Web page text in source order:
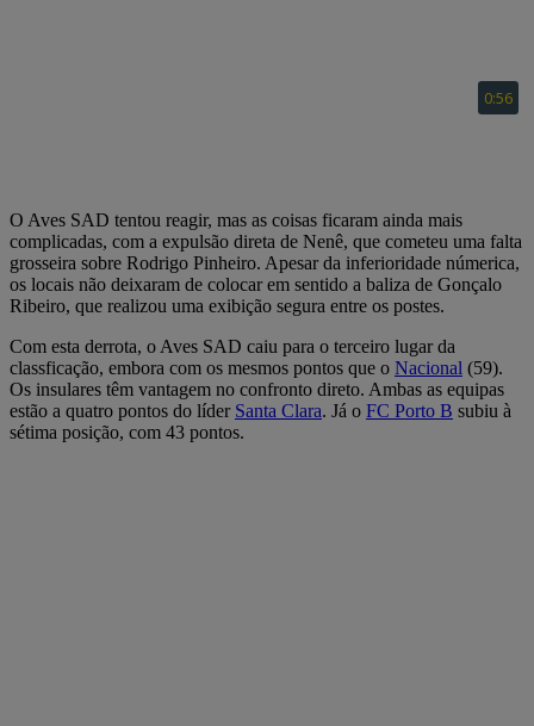
O Aves SAD tentou reagir, mas as coisas ficaram ainda mais
complicadas, com a expulsão direta de Nenê, que cometeu uma falta
grosseira sobre Rodrigo Pinheiro. Apesar da inferioridade númerica,
os locais não deixaram de colocar em sentido a baliza de Gonçalo
Ribeiro, que realizou uma exibição segura entre os postes.
Com esta derrota, o Aves SAD caiu para o terceiro lugar da
classficação, embora com os mesmos pontos que o Nacional (59).
Os insulares têm vantagem no confronto direto. Ambas as equipas
estão a quatro pontos do líder Santa Clara. Já o FC Porto B subiu à
sétima posição, com 43 pontos.